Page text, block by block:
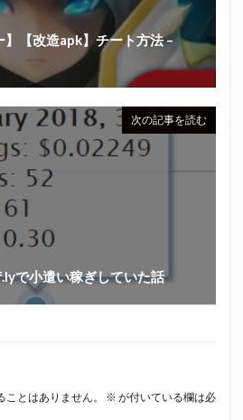
】【改造apk】チート方法 –
次の記事を読む
で小遣い稼ぎしていた話
とはありません。 ※ が付いている欄は必